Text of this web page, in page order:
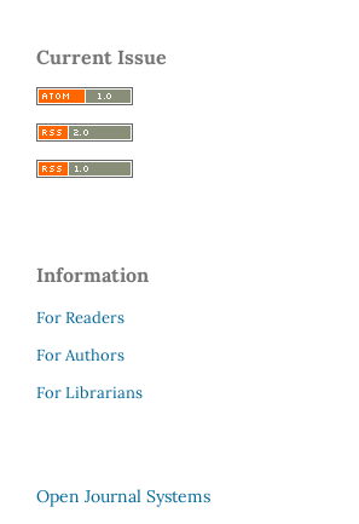
Current Issue
Information
For Readers
For Authors
For Librarians
Open Journal Systems